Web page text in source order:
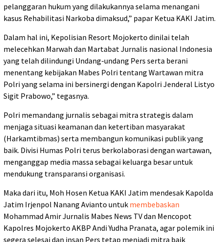
pelanggaran hukum yang dilakukannya selama menangani
kasus Rehabilitasi Narkoba dimaksud,” papar Ketua KAKI Jatim.
Dalam hal ini, Kepolisian Resort Mojokerto dinilai telah
melecehkan Marwah dan Martabat Jurnalis nasional Indonesia
yang telah dilindungi Undang-undang Pers serta berani
menentang kebijakan Mabes Polri tentang Wartawan mitra
Polri yang selama ini bersinergi dengan Kapolri Jenderal Listyo
Sigit Prabowo,” tegasnya.
Polri memandang jurnalis sebagai mitra strategis dalam
menjaga situasi keamanan dan ketertiban masyarakat
(Harkamtibmas) serta membangun komunikasi publik yang
baik. Divisi Humas Polri terus berkolaborasi dengan wartawan,
menganggap media massa sebagai keluarga besar untuk
mendukung transparansi organisasi.
Maka dari itu, Moh Hosen Ketua KAKI Jatim mendesak Kapolda
Jatim Irjenpol Nanang Avianto untuk membebaskan
Mohammad Amir Jurnalis Mabes News TV dan Mencopot
Kapolres Mojokerto AKBP Andi Yudha Pranata, agar polemik ini
segera selesai dan insan Pers tetap menjadi mitra baik